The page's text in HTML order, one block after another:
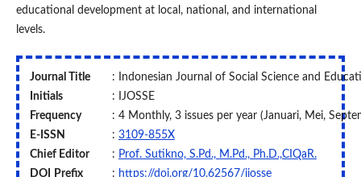
educational development at local, national, and international
levels.
Journal Title
: Indonesian Journal of Social Science and
Initials
: IJOSSE
Frequency
: 4 Monthly, 3 issues per year (Januari, Mei,
E-ISSN
: 3109-855X
Chief Editor
: Prof. Sutikno, S.Pd., M.Pd., Ph.D.,CIQaR.
DOI
Prefix : https://doi.org/10.62567/ijosse